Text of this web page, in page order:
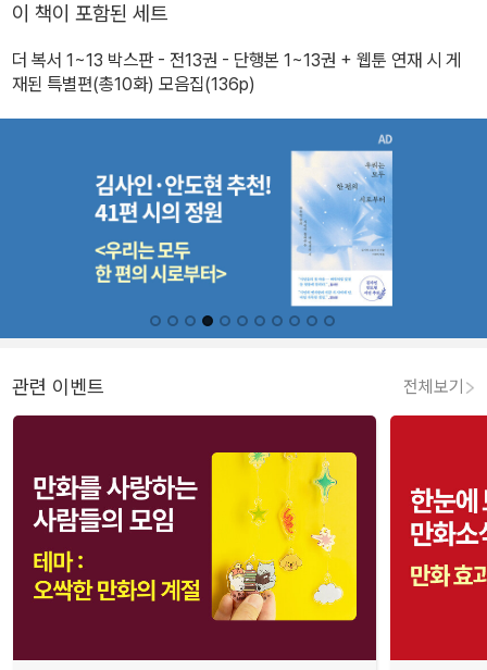
이 책이 포함된 세트
더 복서 1~13 박스판 - 전13권 - 단행본 1~13권 + 웹툰 연재 시 게
재된 특별편(총10화) 모음집(136p)
관련 이벤트 전체보기